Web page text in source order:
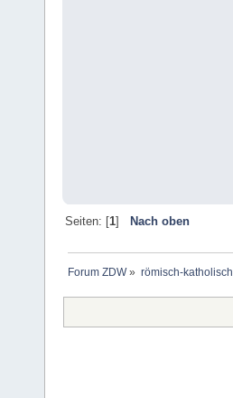
Seiten: [1] Nach oben
Forum ZDW» römisch-katholisch